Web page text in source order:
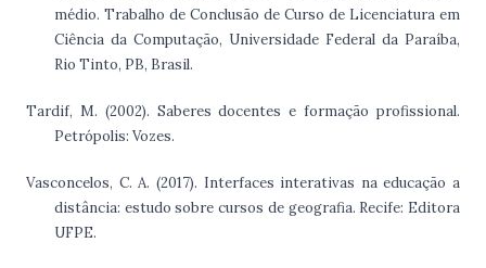
médio. Trabalho de Conclusão de Curso de Licenciatura em
Ciência da Computação, Universidade Federal da Paraíba,
Rio Tinto, PB, Brasil.
Tardif, M. (2002). Saberes docentes e formação profissional.
Petrópolis: Vozes.
Vasconcelos, C. A. (2017). Interfaces interativas na educação a
distância: estudo sobre cursos de geografia. Recife: Editora
UFPE.